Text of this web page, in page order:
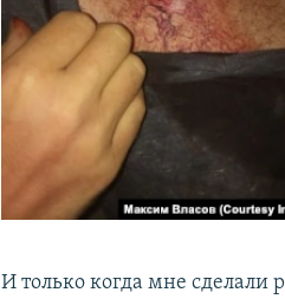
И только когда мне сделали